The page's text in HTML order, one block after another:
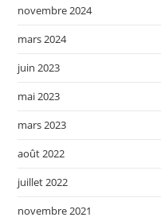
novembre 2024
mars 2024
juin 2023
mai 2023
mars 2023
août 2022
juillet 2022
novembre 2021